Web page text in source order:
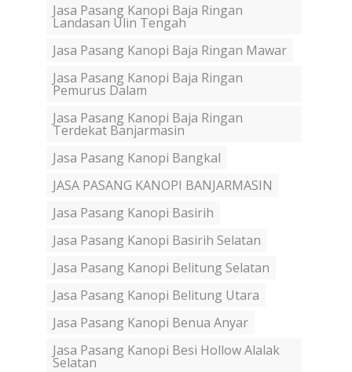
Jasa Pasang Kanopi Baja Ringan
Landasan Ulin Tengah
Jasa Pasang Kanopi Baja Ringan Mawar
Jasa Pasang Kanopi Baja Ringan
Pemurus Dalam
Jasa Pasang Kanopi Baja Ringan
Terdekat Banjarmasin
Jasa Pasang Kanopi Bangkal
JASA PASANG KANOPI BANJARMASIN
Jasa Pasang Kanopi Basirih
Jasa Pasang Kanopi Basirih Selatan
Jasa Pasang Kanopi Belitung Selatan
Jasa Pasang Kanopi Belitung Utara
Jasa Pasang Kanopi Benua Anyar
Jasa Pasang Kanopi Besi Hollow Alalak
Selatan